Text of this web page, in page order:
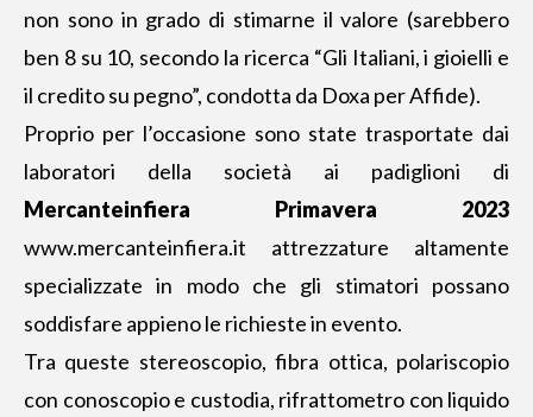
non sono in grado di stimarne il valore (sarebbero
ben 8 su 10, secondo la ricerca “Gli Italiani, i gioielli e
il credito su pegno”, condotta da Doxa per Affide).
Proprio per l’occasione sono state trasportate dai
laboratori della società ai padiglioni di
Mercanteinfiera Primavera 2023
www.mercanteinfiera.it attrezzature altamente
specializzate in modo che gli stimatori possano
soddisfare appieno le richieste in evento.
Tra queste stereoscopio, fibra ottica, polariscopio
con conoscopio e custodia, rifrattometro con liquido